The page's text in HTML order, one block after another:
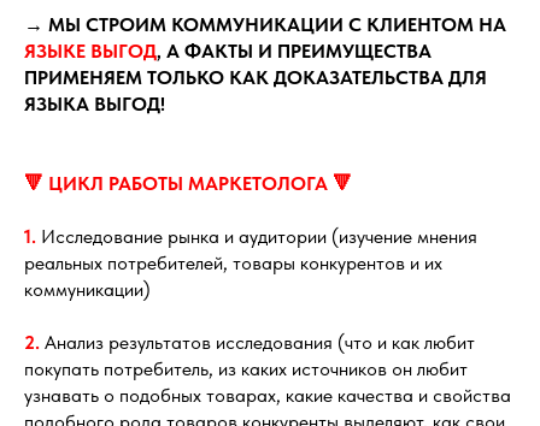
→ МЫ СТРОИМ КОММУНИКАЦИИ С КЛИЕНТОМ НА
ЯЗЫКЕ ВЫГОД, А ФАКТЫ И ПРЕИМУЩЕСТВА
ПРИМЕНЯЕМ ТОЛЬКО КАК ДОКАЗАТЕЛЬСТВА ДЛЯ
ЯЗЫКА ВЫГОД!
🔻 ЦИКЛ РАБОТЫ МАРКЕТОЛОГА 🔻
1. Исследование рынка и аудитории (изучение мнения
реальных потребителей, товары конкурентов и их
коммуникации)
2. Анализ результатов исследования (что и как любит
покупать потребитель, из каких источников он любит
узнавать о подобных товарах, какие качества и свойства
подобного рода товаров конкуренты выделяют, как свои